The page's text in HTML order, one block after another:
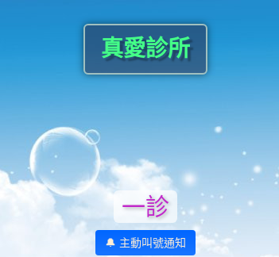
真愛診所
一診
🔔 主動叫號通知